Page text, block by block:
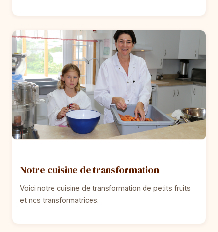
Notre cuisine de transformation
Voici notre cuisine de transformation de petits fruits
et nos transformatrices.